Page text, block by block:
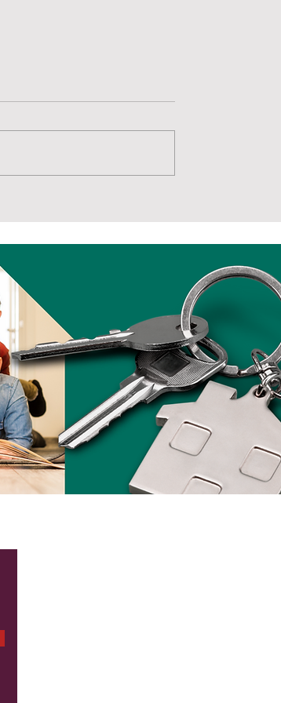
E seu pai... é Raiz?